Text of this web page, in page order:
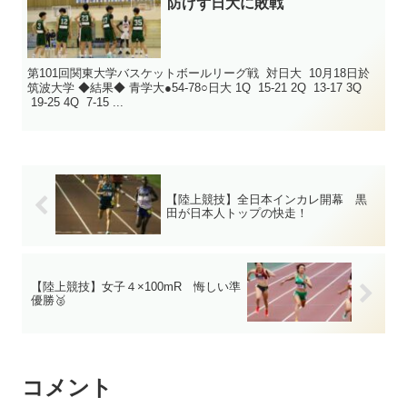
防げず日大に敗戦
第101回関東大学バスケットボールリーグ戦 対日大 10月18日於
筑波大学 ◆結果◆ 青学大●54-78○日大 1Q 15-21 2Q 13-17 3Q
19-25 4Q 7-15 ...
【陸上競技】全日本インカレ開幕 黒
田が日本人トップの快走！
【陸上競技】女子４×100mR 悔しい準
優勝🥈
コメント